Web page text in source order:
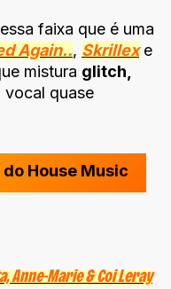
faixa que é uma
Again.., Skrillexe
mistura glitch,
vocal quase
House Music
Anne-Marie & Coi Leray